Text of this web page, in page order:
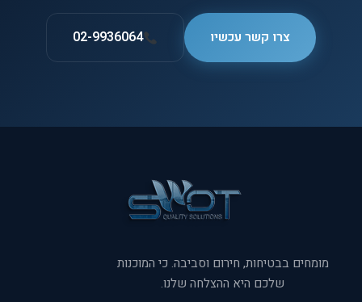
צרו קשר עכשיו 02-9936064
מומחים בבטיחות, חירום וסביבה. כי המוכנות
שלכם היא ההצלחה שלנו.